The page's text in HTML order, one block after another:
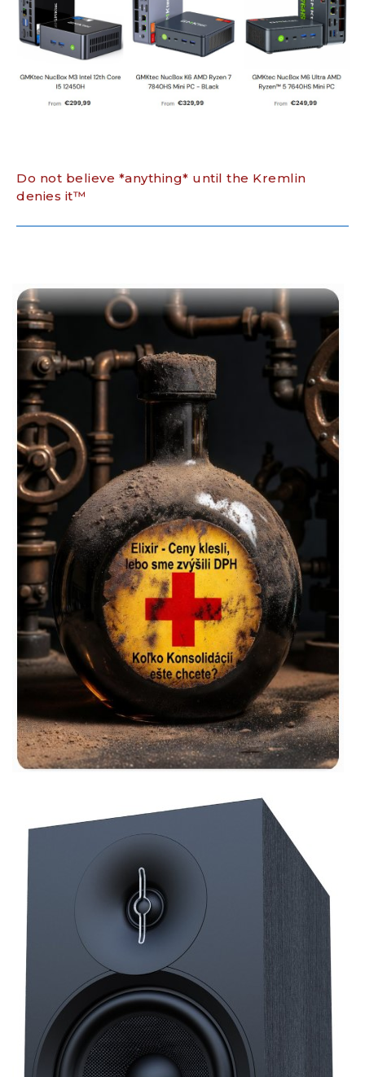
Do not believe *anything* until the Kremlin
denies it™